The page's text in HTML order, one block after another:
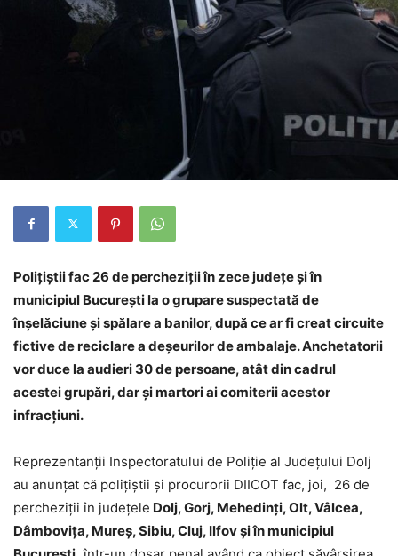
Poliţiştii fac 26 de percheziţii în zece judeţe şi în
municipiul Bucureşti la o grupare suspectată de
înşelăciune şi spălare a banilor, după ce ar fi creat circuite
fictive de reciclare a deşeurilor de ambalaje. Anchetatorii
vor duce la audieri 30 de persoane, atât din cadrul
acestei grupări, dar şi martori ai comiterii acestor
infracţiuni.
Reprezentanţii Inspectoratului de Poliţie al Judeţului Dolj
au anunţat că poliţiştii şi procurorii DIICOT fac, joi, 26 de
percheziţii în judeţele Dolj, Gorj, Mehedinţi, Olt, Vâlcea,
Dâmboviţa, Mureş, Sibiu, Cluj, Ilfov şi în municipiul